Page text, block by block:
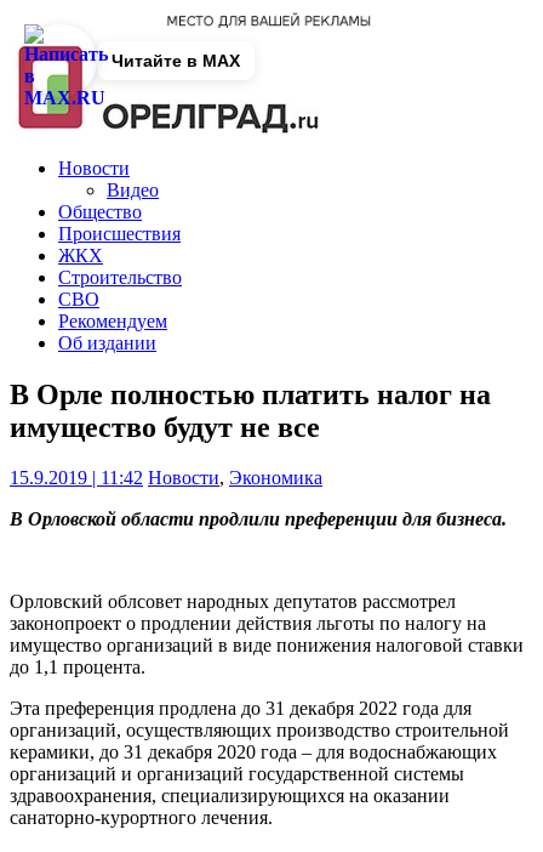
Новости
Видео
Общество
Происшествия
ЖКХ
Строительство
СВО
Рекомендуем
Об издании
В Орле полностью платить налог на
имущество будут не все
15.9.2019 | 11:42 Новости, Экономика
В Орловской области продлили преференции для бизнеса.
Орловский облсовет народных депутатов рассмотрел
законопроект о продлении действия льготы по налогу на
имущество организаций в виде понижения налоговой ставки
до 1,1 процента.
Эта преференция продлена до 31 декабря 2022 года для
организаций, осуществляющих производство строительной
керамики, до 31 декабря 2020 года – для водоснабжающих
организаций и организаций государственной системы
здравоохранения, специализирующихся на оказании
санаторно-курортного лечения.
Читайте в MAX